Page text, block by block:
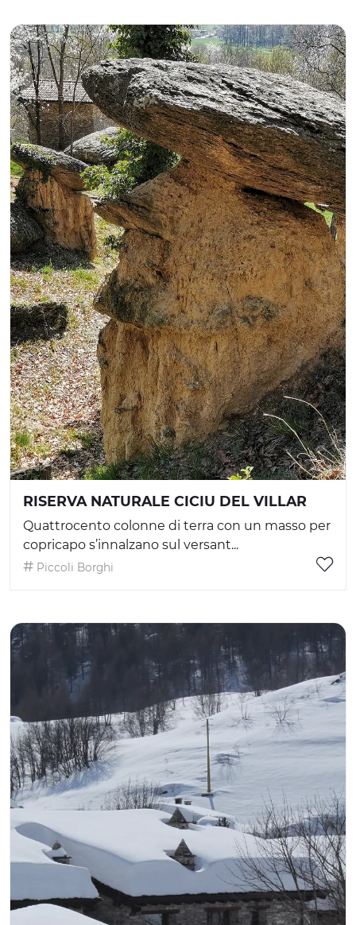
RISERVA NATURALE CICIU DEL VILLAR
Quattrocento colonne di terra con un masso per
copricapo s’innalzano sul versant...
Piccoli Borghi